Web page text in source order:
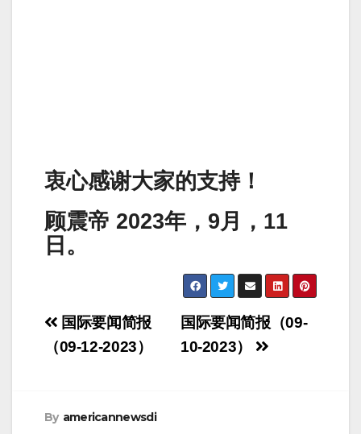
衷心感谢大家的支持！
顾震帝 2023年，9月，11
日。
Post
navigation
国际要闻简报（09-
10-2023）
国际要闻简报
（09-12-2023）
By americannewsdi